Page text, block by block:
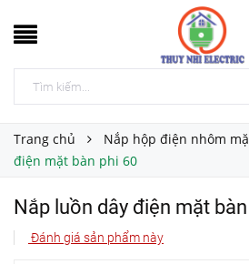
Trang chủ Nắp hộp điện nhôm
điện mặt bàn phi 60
Nắp luồn dây điện mặt
Đánh giá sản phẩm này